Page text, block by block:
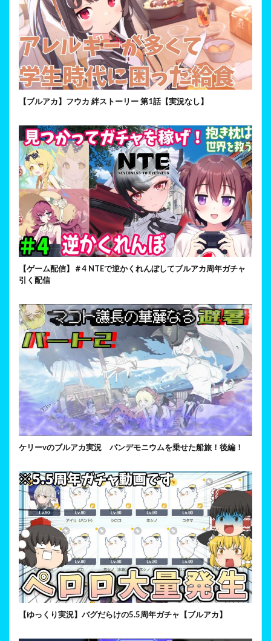
【ブルアカ】フウカ 絆ストーリー 第1話【実況なし】
【ゲーム配信】＃4 NTEで逆かくれんぼしてブルアカ周年ガチャ
引く配信
ケリーvのブルアカ実況 パンデモニウムを乗せた船旅！後編！
【ゆっくり実況】バグだらけの5.5周年ガチャ【ブルアカ】